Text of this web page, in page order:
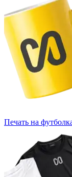
Печать на